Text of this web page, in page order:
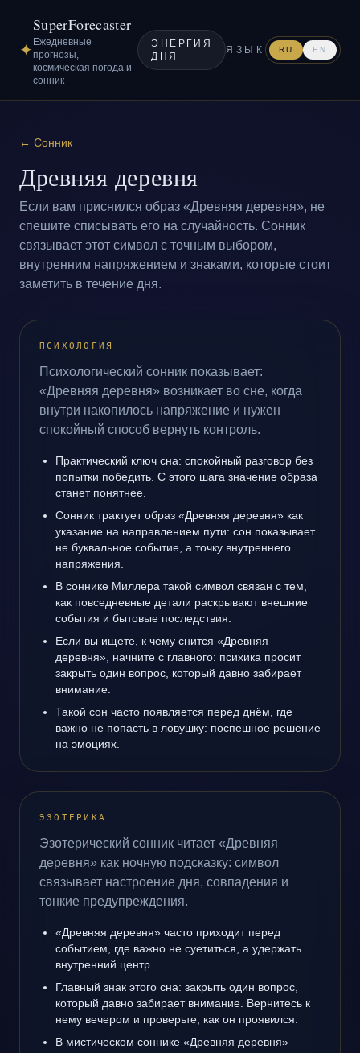
✦
SuperForecaster
Ежедневные
прогнозы,
космическая погода и
сонник
ЭНЕРГИЯ
ДНЯ
ЯЗЫК RU EN
← Сонник
Древняя деревня
Если вам приснился образ «Древняя деревня», не
спешите списывать его на случайность. Сонник
связывает этот символ с точным выбором,
внутренним напряжением и знаками, которые стоит
заметить в течение дня.
ПСИХОЛОГИЯ
Психологический сонник показывает:
«Древняя деревня» возникает во сне, когда
внутри накопилось напряжение и нужен
спокойный способ вернуть контроль.
Практический ключ сна: спокойный разговор без
попытки победить. С этого шага значение образа
станет понятнее.
Сонник трактует образ «Древняя деревня» как
указание на направлением пути: сон показывает
не буквальное событие, а точку внутреннего
напряжения.
В соннике Миллера такой символ связан с тем,
как повседневные детали раскрывают внешние
события и бытовые последствия.
Если вы ищете, к чему снится «Древняя
деревня», начните с главного: психика просит
закрыть один вопрос, который давно забирает
внимание.
Такой сон часто появляется перед днём, где
важно не попасть в ловушку: поспешное решение
на эмоциях.
ЭЗОТЕРИКА
Эзотерический сонник читает «Древняя
деревня» как ночную подсказку: символ
связывает настроение дня, совпадения и
тонкие предупреждения.
«Древняя деревня» часто приходит перед
событием, где важно не суетиться, а удержать
внутренний центр.
Главный знак этого сна: закрыть один вопрос,
который давно забирает внимание. Вернитесь к
нему вечером и проверьте, как он проявился.
В мистическом соннике «Древняя деревня»